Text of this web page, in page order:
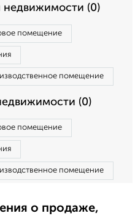
недвижимости (0)
помещение
помещение
(0)
помещение
помещение
о продаже,